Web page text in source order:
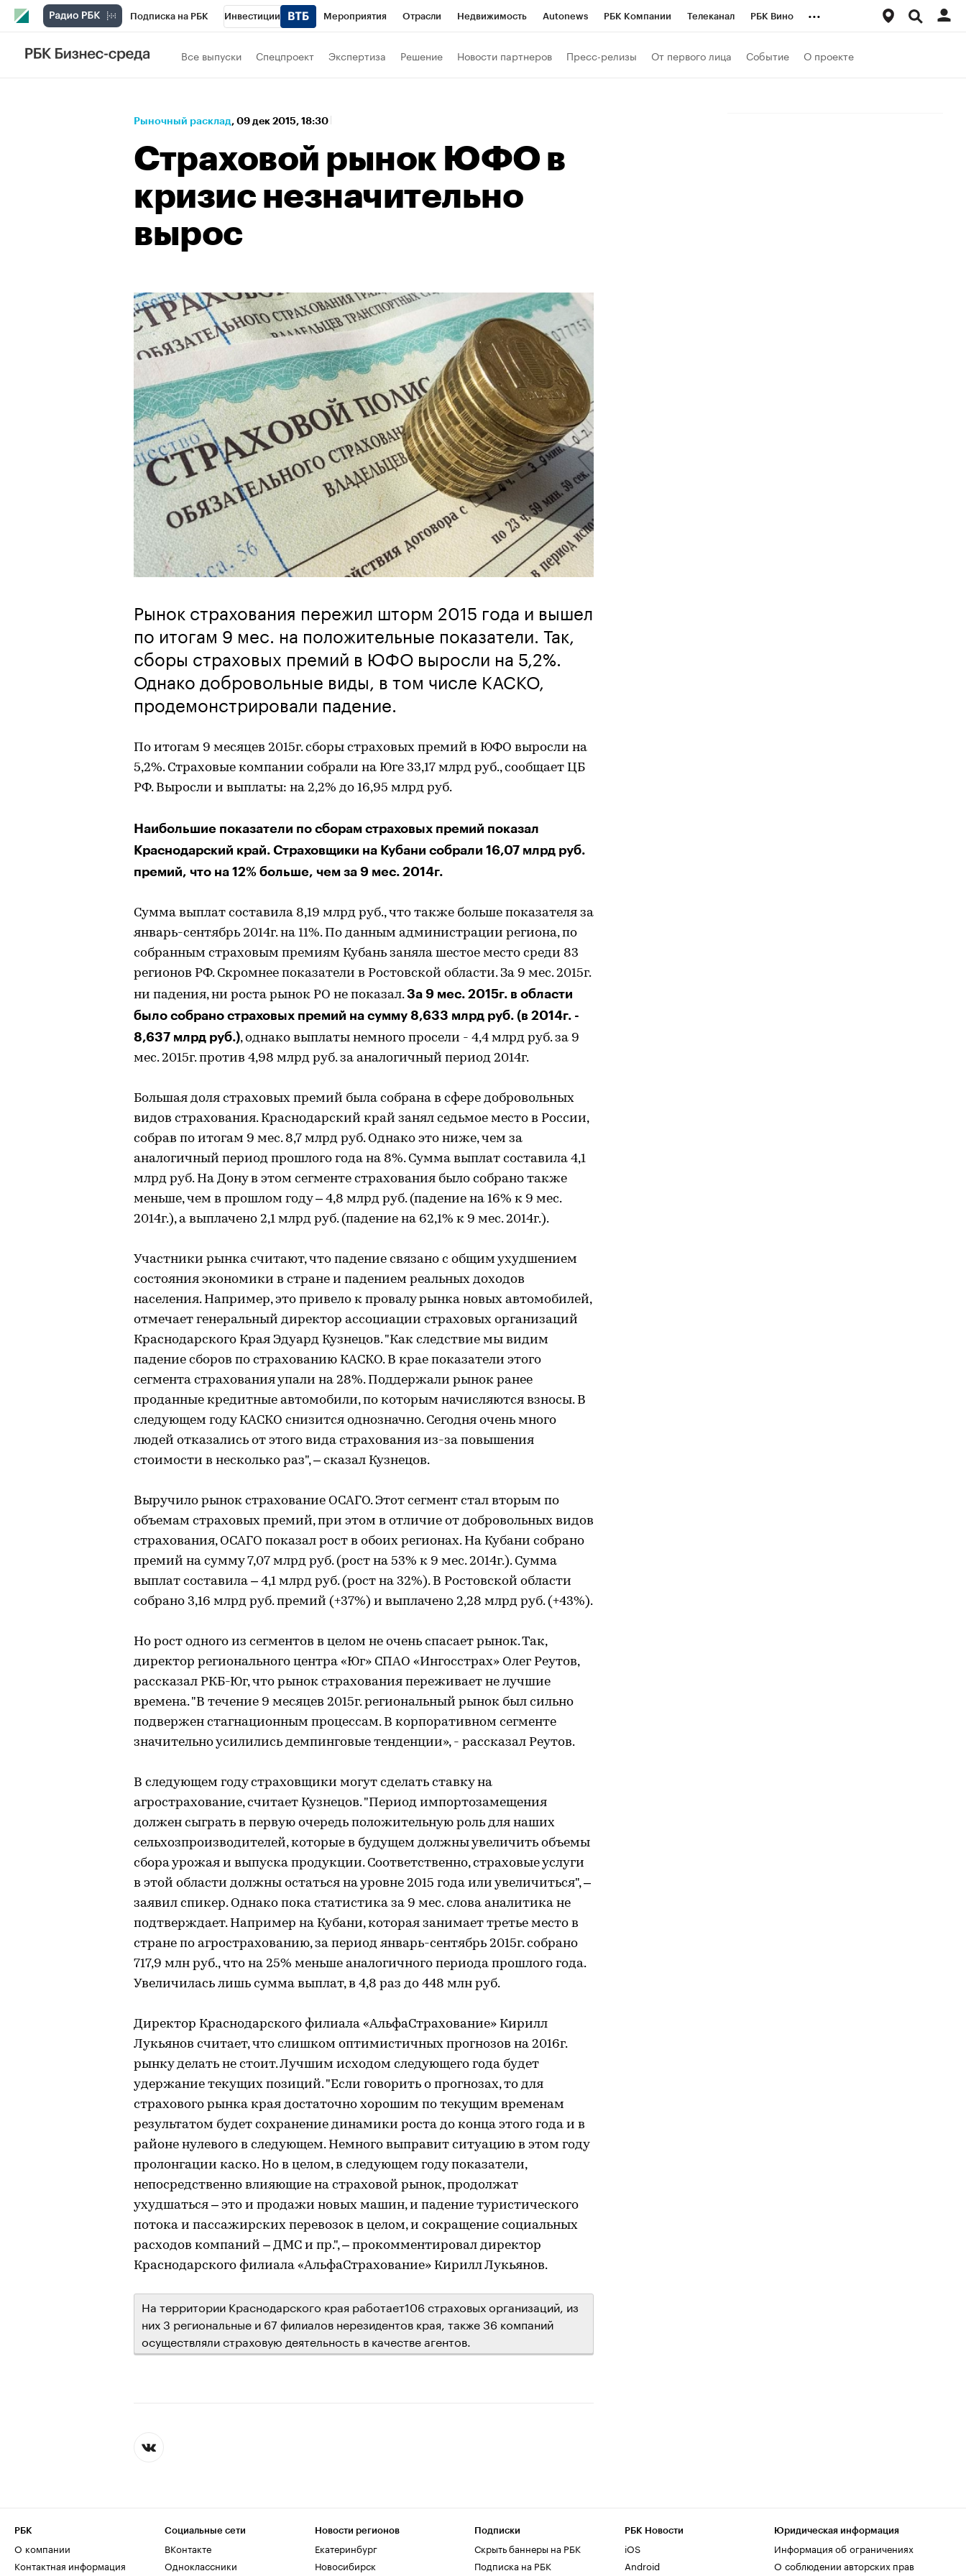
Подписка на РБК Инвестиции Мероприятия Отрасли Недвижимость Autonews РБК Компании Телеканал РБК Вино
Спорт
Технологии и медиа Рынок наличной валюты
...
Все выпуски Спецпроект Экспертиза Решение Новости партнеров Пресс-релизы От первого лица Событие О проекте
Рыночный расклад⁠, 09 дек 2015, 18:30
Страховой рынок ЮФО в
кризис незначительно
вырос
Рынок страхования пережил шторм 2015 года и вышел
по итогам 9 мес. на положительные показатели. Так,
сборы страховых премий в ЮФО выросли на 5,2%.
Однако добровольные виды, в том числе КАСКО,
продемонстрировали падение.
По итогам 9 месяцев 2015г. сборы страховых премий в ЮФО выросли на
5,2%. Страховые компании собрали на Юге 33,17 млрд руб., сообщает ЦБ
РФ. Выросли и выплаты: на 2,2% до 16,95 млрд руб.
Наибольшие показатели по сборам страховых премий показал
Краснодарский край. Страховщики на Кубани собрали 16,07 млрд руб.
премий, что на 12% больше, чем за 9 мес. 2014г.
Сумма выплат составила 8,19 млрд руб., что также больше показателя за
январь-сентябрь 2014г. на 11%. По данным администрации региона, по
собранным страховым премиям Кубань заняла шестое место среди 83
регионов РФ. Скромнее показатели в Ростовской области. За 9 мес. 2015г.
ни падения, ни роста рынок РО не показал.За 9 мес. 2015г. в области
было собрано страховых премий на сумму 8,633 млрд руб. (в 2014г. -
8,637 млрд руб.), однако выплаты немного просели - 4,4 млрд руб. за 9
мес. 2015г. против 4,98 млрд руб. за аналогичный период 2014г.
Большая доля страховых премий была собрана в сфере добровольных
видов страхования. Краснодарский край занял седьмое место в России,
собрав по итогам 9 мес. 8,7 млрд руб. Однако это ниже, чем за
аналогичный период прошлого года на 8%. Сумма выплат составила 4,1
млрд руб. На Дону в этом сегменте страхования было собрано также
меньше, чем в прошлом году – 4,8 млрд руб. (падение на 16% к 9 мес.
2014г.), а выплачено 2,1 млрд руб. (падение на 62,1% к 9 мес. 2014г.).
Участники рынка считают, что падение связано с общим ухудшением
состояния экономики в стране и падением реальных доходов
населения. Например, это привело к провалу рынка новых автомобилей,
отмечает генеральный директор ассоциации страховых организаций
Краснодарского Края Эдуард Кузнецов. "Как следствие мы видим
падение сборов по страхованию КАСКО. В крае показатели этого
сегмента страхования упали на 28%. Поддержали рынок ранее
проданные кредитные автомобили, по которым начисляются взносы. В
следующем году КАСКО снизится однозначно. Сегодня очень много
людей отказались от этого вида страхования из-за повышения
стоимости в несколько раз", – сказал Кузнецов.
Выручило рынок страхование ОСАГО. Этот сегмент стал вторым по
объемам страховых премий, при этом в отличие от добровольных видов
страхования, ОСАГО показал рост в обоих регионах. На Кубани собрано
премий на сумму 7,07 млрд руб. (рост на 53% к 9 мес. 2014г.). Сумма
выплат составила – 4,1 млрд руб. (рост на 32%). В Ростовской области
собрано 3,16 млрд руб. премий (+37%) и выплачено 2,28 млрд руб. (+43%).
Но рост одного из сегментов в целом не очень спасает рынок. Так,
директор регионального центра «Юг» СПАО «Ингосстрах» Олег Реутов,
рассказал РКБ-Юг, что рынок страхования переживает не лучшие
времена. "В течение 9 месяцев 2015г. региональный рынок был сильно
подвержен стагнационным процессам. В корпоративном сегменте
значительно усилились демпинговые тенденции», - рассказал Реутов.​
В следующем году страховщики могут сделать ставку на
агрострахование, считает Кузнецов. "Период импортозамещения
должен сыграть в первую очередь положительную роль для наших
сельхозпроизводителей, которые в будущем должны увеличить объемы
сбора урожая и выпуска продукции. Соответственно, страховые услуги
в этой области должны остаться на уровне 2015 года или увеличиться", –
заявил спикер. Однако пока статистика за 9 мес. слова аналитика не
подтверждает. Например на Кубани, которая занимает третье место в
стране по агрострахованию, за период январь-сентябрь 2015г. собрано
717,9 млн руб., что на 25% меньше аналогичного периода прошлого года.
Увеличилась лишь сумма выплат, в 4,8 раз до 448 млн руб.
Директор Краснодарского филиала «АльфаСтрахование» Кирилл
Лукьянов считает, что слишком оптимистичных прогнозов на 2016г.
рынку делать не стоит. Лучшим исходом следующего года будет
удержание текущих позиций. "Если говорить о прогнозах, то для
страхового рынка края достаточно хорошим по текущим временам
результатом будет сохранение динамики роста до конца этого года и в
районе нулевого в следующем. Немного выправит ситуацию в этом году
пролонгации каско. Но в целом, в следующем году показатели,
непосредственно влияющие на страховой рынок, продолжат
ухудшаться – это и продажи новых машин, и падение туристического
потока и пассажирских перевозок в целом, и сокращение социальных
расходов компаний – ДМС и пр.", – прокомментировал директор
Краснодарского филиала «АльфаСтрахование» Кирилл Лукьянов.
На территории Краснодарского края работает106 страховых организаций, из
них 3 региональные и 67 филиалов нерезидентов края, также 36 компаний
осуществляли страховую деятельность в качестве агентов.
РБК
О компании
Контактная информация
Социальные сети
ВКонтакте
Одноклассники
Новости регионов
Екатеринбург
Новосибирск
Подписки
Скрыть баннеры на РБК
Подписка на РБК
РБК Новости
iOS
Android
Юридическая информация
Информация об ограничениях
О соблюдении авторских прав